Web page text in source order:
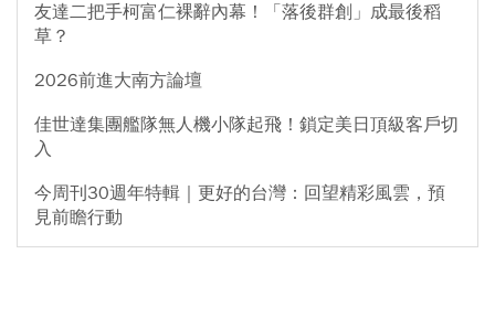
友達二把手柯富仁裸辭內幕！「落後群創」成最後稻
草？
2026前進大南方論壇
佳世達集團艦隊無人機小隊起飛！鎖定美日頂級客戶切
入
今周刊30週年特輯｜更好的台灣：回望精彩風雲，預
見前瞻行動